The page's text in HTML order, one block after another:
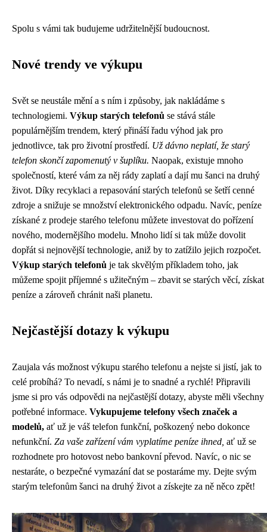
Spolu s vámi tak budujeme udržitelnější budoucnost.
Nové trendy ve výkupu
Svět se neustále mění a s ním i způsoby, jak nakládáme s
technologiemi. Výkup starých telefonů se stává stále
populárnějším trendem, který přináší řadu výhod jak pro
jednotlivce, tak pro životní prostředí. Už dávno neplatí, že starý
telefon skončí zapomenutý v šuplíku. Naopak, existuje mnoho
společností, které vám za něj rády zaplatí a dají mu šanci na druhý
život. Díky recyklaci a repasování starých telefonů se šetří cenné
zdroje a snižuje se množství elektronického odpadu. Navíc, peníze
získané z prodeje starého telefonu můžete investovat do pořízení
nového, modernějšího modelu. Mnoho lidí si tak může dovolit
dopřát si nejnovější technologie, aniž by to zatížilo jejich rozpočet.
Výkup starých telefonů je tak skvělým příkladem toho, jak
můžeme spojit příjemné s užitečným – zbavit se starých věcí, získat
peníze a zároveň chránit naši planetu.
Nejčastější dotazy k výkupu
Zaujala vás možnost výkupu starého telefonu a nejste si jistí, jak to
celé probíhá? To nevadí, s námi je to snadné a rychlé! Připravili
jsme si pro vás odpovědi na nejčastější dotazy, abyste měli všechny
potřebné informace. Vykupujeme telefony všech značek a
modelů, ať už je váš telefon funkční, poškozený nebo dokonce
nefunkční. Za vaše zařízení vám vyplatíme peníze ihned, ať už se
rozhodnete pro hotovost nebo bankovní převod. Navíc, o nic se
nestaráte, o bezpečné vymazání dat se postaráme my. Dejte svým
starým telefonům šanci na druhý život a získejte za ně něco zpět!